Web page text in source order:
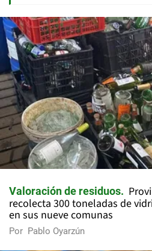
Valoración de residuos
recolecta 300 toneladas de
en sus nueve comunas
Por Pablo Oyarzún